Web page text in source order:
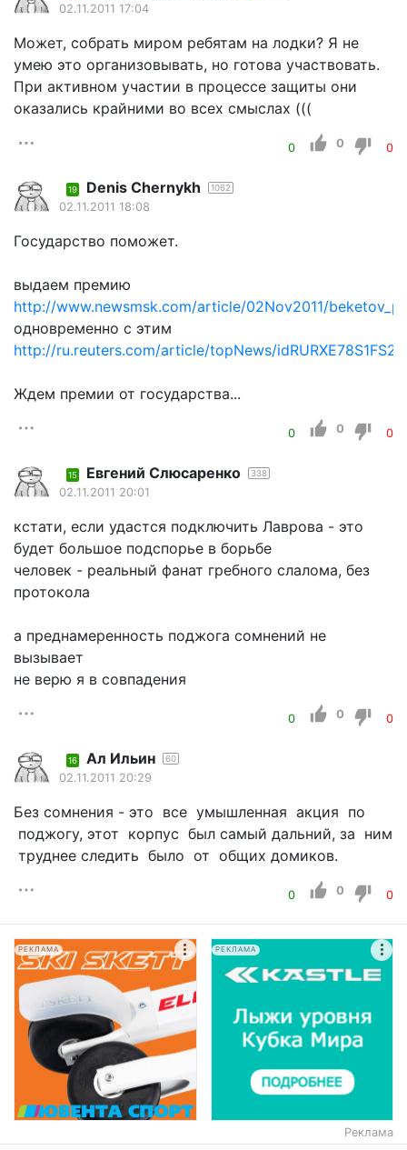
02.11.2011 17:04
Может, собрать миром ребятам на лодки? Я не
умею это организовывать, но готова участвовать.
При активном участии в процессе защиты они
оказались крайними во всех смыслах (((
0 0 0
19 Denis Chernykh 1062
02.11.2011 18:08
Государство поможет.
выдаем премию
http://www.newsmsk.com/article/02Nov2011/
одновременно с этим
http://ru.reuters.com/article/topNews/
Ждем премии от государства...
0 0 0
15 Евгений Слюсаренко 338
02.11.2011 20:01
кстати, если удастся подключить Лаврова - это
будет большое подспорье в борьбе
человек - реальный фанат гребного слалома, без
протокола
а преднамеренность поджога сомнений не
вызывает
не верю я в совпадения
0 0 0
16 Ал Ильин 60
02.11.2011 20:29
Без сомнения - это все умышленная акция по
поджогу, этот корпус был самый дальний, за ним
труднее следить было от общих домиков.
0 0 0
РЕКЛАМА РЕКЛАМА
Реклама